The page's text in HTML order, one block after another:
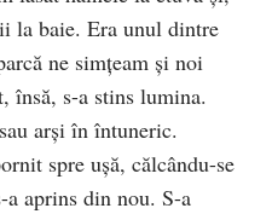
la baie. Era unul dintre
ne simţeam şi noi
însă, s-a stins lumina.
arşi în întuneric.
spre uşă, călcându-se
aprins din nou. S-a